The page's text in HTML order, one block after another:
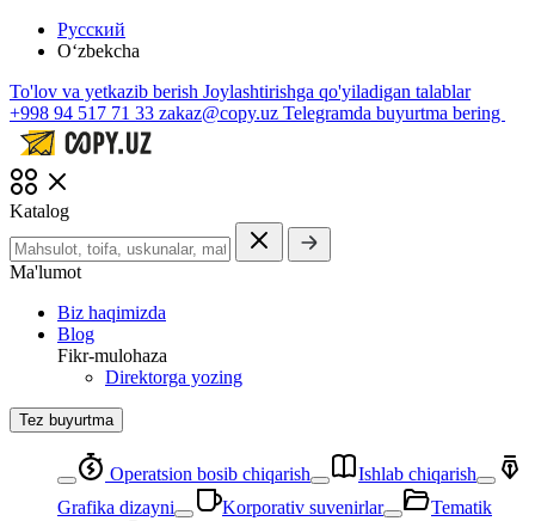
Русский
O‘zbekcha
To'lov va yetkazib berish Joylashtirishga qo'yiladigan talablar
+998 94 517 71 33 zakaz@copy.uz Telegramda buyurtma bering
Katalog
Ma'lumot
Biz haqimizda
Blog
Fikr-mulohaza
Direktorga yozing
Tez buyurtma
Operatsion bosib chiqarish
Ishlab chiqarish
Grafika dizayni
Korporativ suvenirlar
Tematik